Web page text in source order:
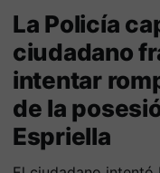
La Policía
ciudadano
intentar
de la
Espriella